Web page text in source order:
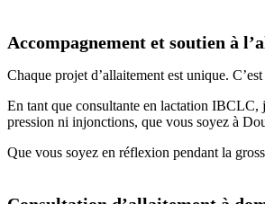
Accompagnement et soutien à
Chaque projet d’allaitement est unique.
En tant que consultante en lactation IBCLC,
pression ni injonctions, que vous soyez à
Que vous soyez en réflexion pendant la